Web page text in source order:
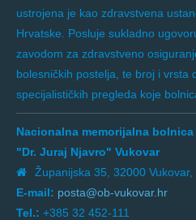
ustrojena je kao zdravstvena
Hrvatske. Posluje sukladno
zavodom za zdravstveno
bolesničkih postelja, te broj i vrsta
specijalističkih pregleda koje
Nacionalna memorijalna bolnica
"Dr. Juraj Njavro" Vukovar
Županijska 35, 32000
E-mail: posta@ob-vukovar.hr
Tel.: +385 32 452-111